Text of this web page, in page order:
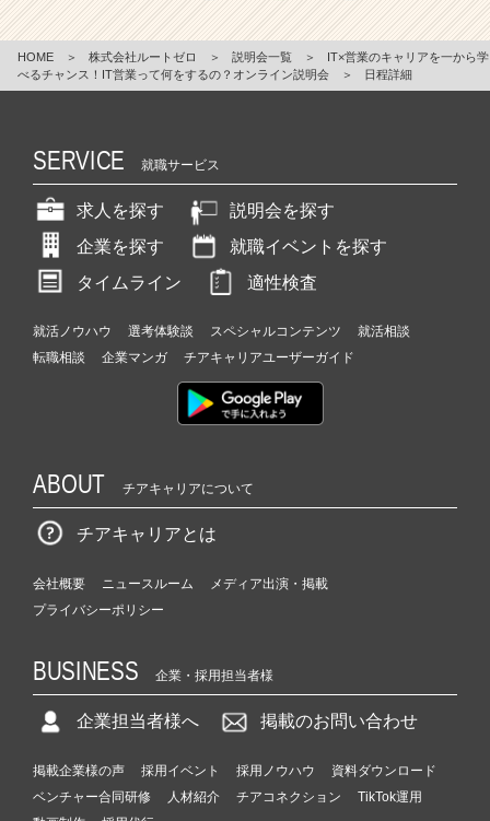
HOME ＞ 株式会社ルートゼロ ＞ 説明会一覧 ＞
IT×営業のキャリアを一から学
べるチャンス！IT営業って何をするの？オンライン説明会
＞ 日程詳細
SERVICE 就職サービス
求人を探す
説明会を探す
企業を探す
就職イベントを探す
タイムライン
適性検査
就活ノウハウ 選考体験談 スペシャルコンテンツ
就活相談
転職相談
企業マンガ チアキャリアユーザーガイド
ABOUT チアキャリアについて
チアキャリアとは
会社概要 ニュースルーム
メディア出演・掲載
プライバシーポリシー
BUSINESS 企業・採用担当者様
企業担当者様へ 掲載のお問い合わせ
掲載企業様の声 採用イベント 採用ノウハウ
資料ダウンロード
ベンチャー合同研修
人材紹介 チアコネクション
TikTok運用